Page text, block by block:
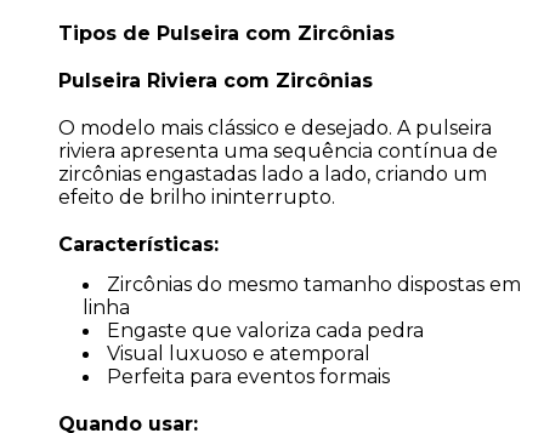
Tipos de Pulseira com Zircônias
Pulseira Riviera com Zircônias
O modelo mais clássico e desejado. A pulseira
riviera apresenta uma sequência contínua de
zircônias engastadas lado a lado, criando um
efeito de brilho ininterrupto.
Características:
Zircônias do mesmo tamanho dispostas em
linha
Engaste que valoriza cada pedra
Visual luxuoso e atemporal
Perfeita para eventos formais
Quando usar: